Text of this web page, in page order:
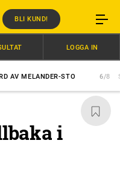
BLI KUND!
MELANDER-STO
LOGGA IN
i